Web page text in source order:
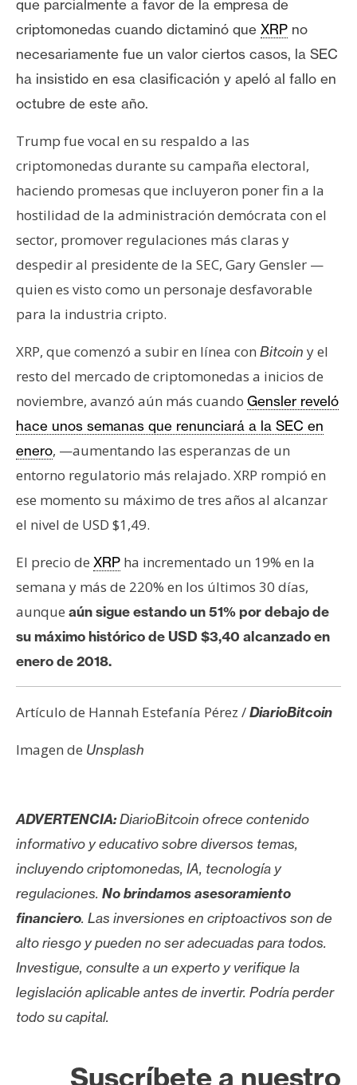
que parcialmente a favor de la empresa de
criptomonedas cuando dictaminó que XRP no
necesariamente fue un valor ciertos casos, la SEC
ha insistido en esa clasificación y apeló al fallo en
octubre de este año.
Trump fue vocal en su respaldo a las
criptomonedas durante su campaña electoral,
haciendo promesas que incluyeron poner fin a la
hostilidad de la administración demócrata con el
sector, promover regulaciones más claras y
despedir al presidente de la SEC, Gary Gensler —
quien es visto como un personaje desfavorable
para la industria cripto.
XRP, que comenzó a subir en línea con Bitcoin y el
resto del mercado de criptomonedas a inicios de
noviembre, avanzó aún más cuando Gensler reveló
hace unos semanas que renunciará a la SEC en
enero, —aumentando las esperanzas de un
entorno regulatorio más relajado. XRP rompió en
ese momento su máximo de tres años al alcanzar
el nivel de USD $1,49.
El precio de XRP ha incrementado un 19% en la
semana y más de 220% en los últimos 30 días,
aunque aún sigue estando un 51% por debajo de
su máximo histórico de USD $3,40 alcanzado en
enero de 2018.
Artículo de Hannah Estefanía Pérez /DiarioBitcoin
Imagen de Unsplash
ADVERTENCIA:DiarioBitcoin ofrece contenido
informativo y educativo sobre diversos temas,
incluyendo criptomonedas, IA, tecnología y
regulaciones. No brindamos asesoramiento
financiero. Las inversiones en criptoactivos son de
alto riesgo y pueden no ser adecuadas para todos.
Investigue, consulte a un experto y verifique la
legislación aplicable antes de invertir. Podría perder
todo su capital.
Suscríbete a nuestro